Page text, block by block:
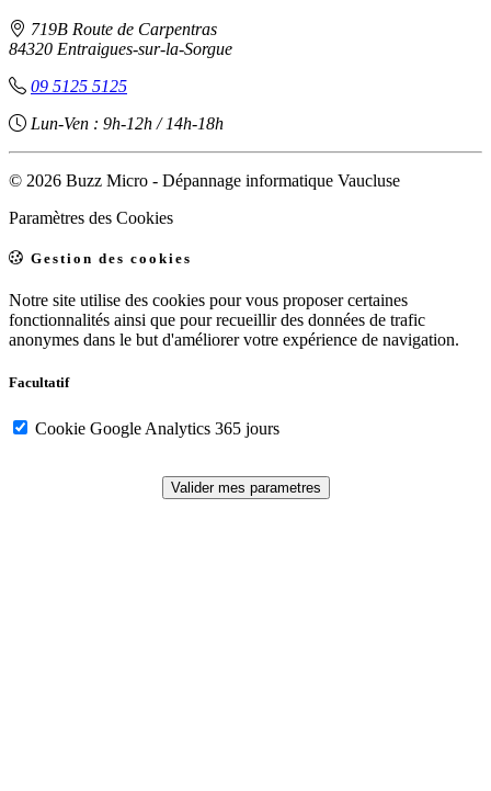
719B Route de Carpentras
84320 Entraigues-sur-la-Sorgue
09 5125 5125
Lun-Ven : 9h-12h / 14h-18h
© 2026 Buzz Micro - Dépannage informatique Vaucluse
Paramètres des Cookies
Gestion des cookies
Notre site utilise des cookies pour vous proposer certaines
fonctionnalités ainsi que pour recueillir des données de trafic
anonymes dans le but d'améliorer votre expérience de navigation.
Facultatif
Cookie Google Analytics 365 jours
Valider mes parametres